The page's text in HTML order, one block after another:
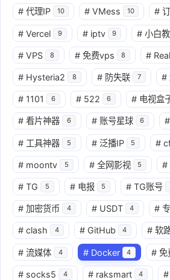
# 代理IP 10 # VMess 10 #
# Vercel 9 # iptv 9 # 小白
# VPS 8 # 免费vps 8 #
# Hysteria2 8 # 防失联 7 #
# 1101 6 # 522 6 # 电视盒
# 看片神器 6 # 账号星球 6 #
# 工具神器 5 # 泛播IP 5 #
# moontv 5 # 全网影视 5 #
# TG 5 # 电报 5 # TG账号
# 加密货币 4 # USDT 4 #
# clash 4 # GitHub 4 # 软
# 流媒体 4 # Docker 4 # 免
# socks5 4 # raksmart 4 #